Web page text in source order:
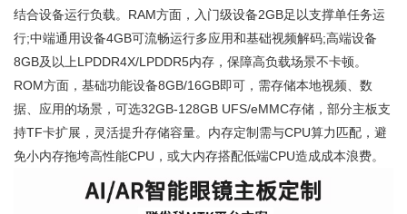
结合设备运行负载。RAM方面，入门级设备2GB足以支撑单任务运
行;中端通用设备4GB可流畅运行多应用和基础视频解码;高端设备
8GB及以上LPDDR4X/LPDDR5内存，保障高负载场景不卡顿。
ROM方面，基础功能设备8GB/16GB即可，需存储本地视频、数
据、应用的场景，可选32GB-128GB UFS/eMMC存储，部分主板支
持TF卡扩展，灵活提升存储容量。内存定制需与CPU算力匹配，避
免小内存拖垮高性能CPU，或大内存搭配低端CPU造成成本浪费。